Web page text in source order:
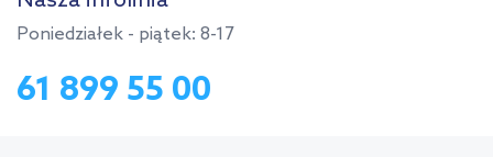
Poniedziałek - piątek: 8-17
61 899 55 00